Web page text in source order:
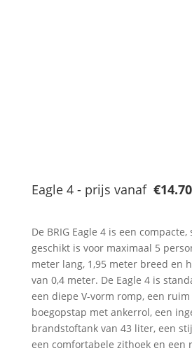
Eagle 4 - prijs vanaf
De BRIG Eagle 4 is een
geschikt is voor maximaal 5
meter lang, 1,95 meter breed en
van 0,4 meter. De Eagle 4 is
een diepe V-vorm romp, een ruim
boegopstap met ankerrol, een
brandstoftank van 43 liter, een
een comfortabele zithoek en een